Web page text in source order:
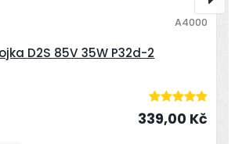
D2S 85V 35W P32d-2
A4000
339,00 Kč